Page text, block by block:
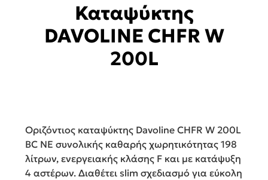
Καταψύκτης
DAVOLINE CHFR W
200L
Οριζόντιος καταψύκτης Davoline CHFR W 200L
BC NE συνολικής καθαρής χωρητικότητας 198
λίτρων, ενεργειακής κλάσης F και με κατάψυξη
4 αστέρων. Διαθέτει slim σχεδιασμό για εύκολη